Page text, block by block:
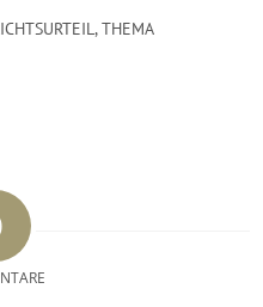
,THEMA